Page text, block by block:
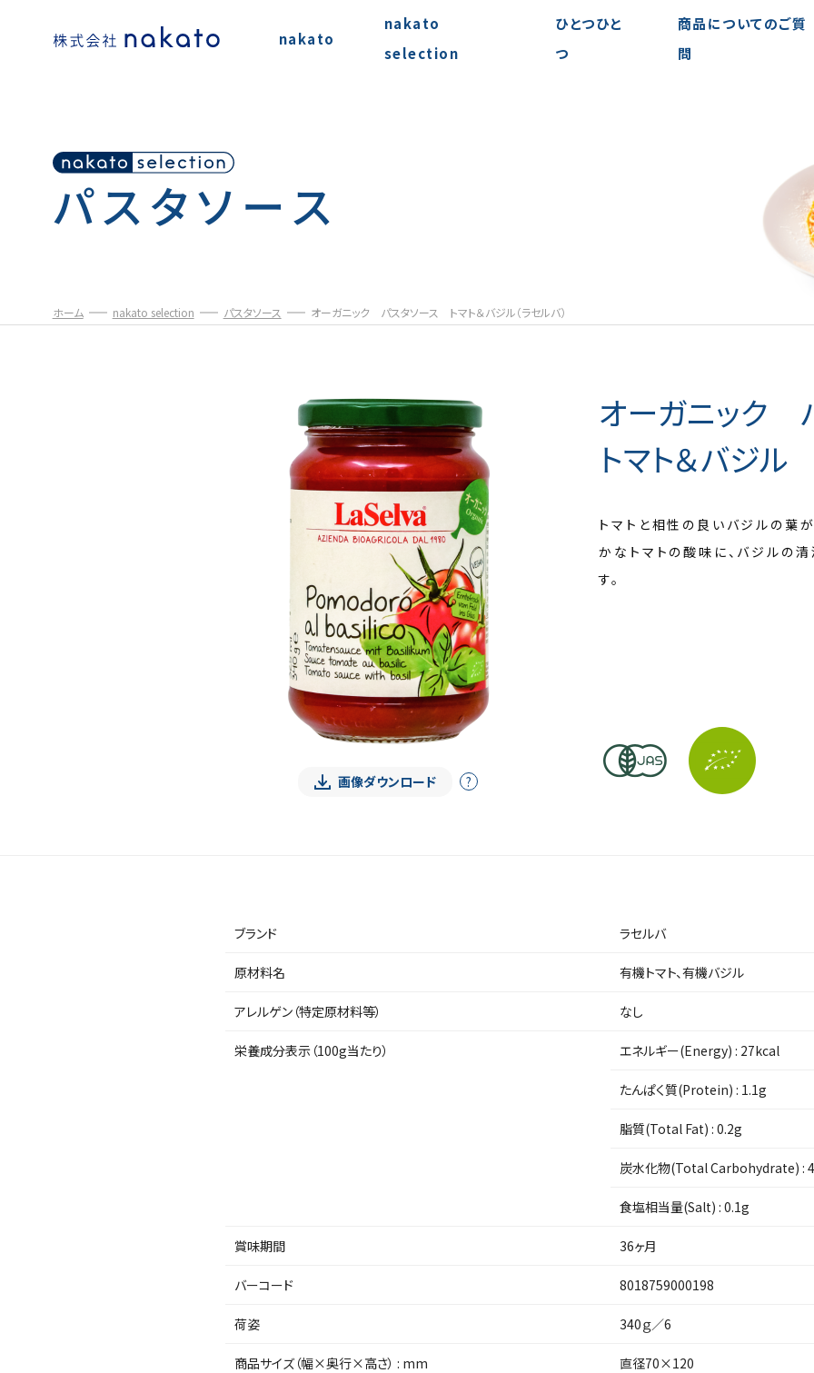
nakato
nakato
selection
ひとつひと
つ
商品についてのご質
問
パスタソース
ホーム nakato selection パスタソース オーガニック パスタソース トマト＆バジル（ラセルバ）
画像ダウンロード ?
オーガニック
トマト＆バジル
トマトと相性の良いバジルの葉
かなトマトの酸味に、バジルの
す。
ブランド ラセルバ
原材料名 有機トマト、有機バジル
アレルゲン（特定原材料等） なし
栄養成分表示（100g当たり） エネルギー(Energy) : 27kcal
たんぱく質(Protein) : 1.1g
脂質(Total Fat) : 0.2g
炭水化物(Total Carbohydrate) :
食塩相当量(Salt) : 0.1g
賞味期間 36ヶ月
バーコード 8018759000198
荷姿 340ｇ／6
商品サイズ（幅×奥行×高さ） : mm 直径70×120